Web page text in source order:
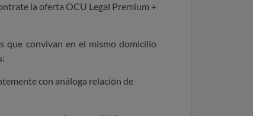
la oferta OCU Legal Premium +
que convivan en el mismo domicilio
con análoga relación de